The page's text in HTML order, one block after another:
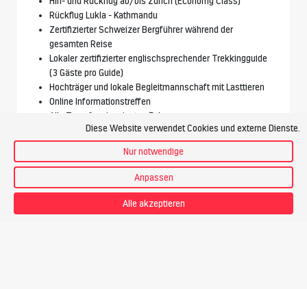
Rückflug Lukla - Kathmandu
Zertifizierter Schweizer Bergführer während der
gesamten Reise
Lokaler zertifizierter englischsprechender Trekkingguide
(3 Gäste pro Guide)
Hochträger und lokale Begleitmannschaft mit Lasttieren
Online Informationstreffen
Alle Transfers in privaten Fahrzeugen
3 Nächte im Doppelzimmer im Hotel in Kathmandu
12 Nächte im Doppelzimmer in freundlichen Guesthouses
6 Nächte im Zelt am Berg
Mahlzeiten gemäss Detailprogramm
CO2-Klimaschutzbeitrag der Reise durch die Investition
in ein Klimaschutzprojekt von «myclimate»
Diese Website verwendet Cookies und externe Dienste.
Nur notwendige
Anpassen
Alle akzeptieren